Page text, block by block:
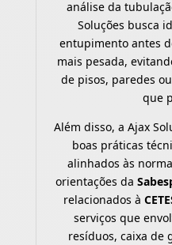
análise da
Soluções busca
entupimento antes
mais pesada,
de pisos, paredes
que
Além disso, a Ajax
boas práticas
alinhados às
orientações da
relacionados à
serviços que
resíduos, caixa de